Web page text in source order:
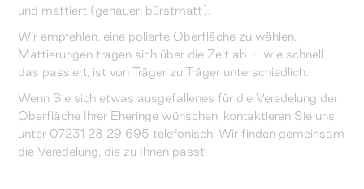
und mattiert (genauer: bürstmatt).
Wir empfehlen, eine polierte Oberfläche zu wählen.
Mattierungen tragen sich über die Zeit ab – wie schnell
das passiert, ist von Träger zu Träger unterschiedlich.
Wenn Sie sich etwas ausgefallenes für die Veredelung der
Oberfläche Ihrer Eheringe wünschen, kontaktieren Sie uns
unter 07231 28 29 695 telefonisch! Wir finden gemeinsam
die Veredelung, die zu Ihnen passt.